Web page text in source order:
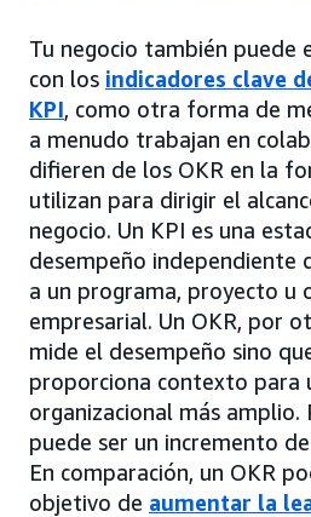
Tu negocio también puede
con los indicadores clave
KPI, como otra forma de
a menudo trabajan en
difieren de los OKR en la
utilizan para dirigir el
negocio. Un KPI es una
desempeño independiente
a un programa, proyecto u
empresarial. Un OKR, por
mide el desempeño sino
proporciona contexto para
organizacional más amplio.
puede ser un incremento
En comparación, un OKR
objetivo de aumentar la